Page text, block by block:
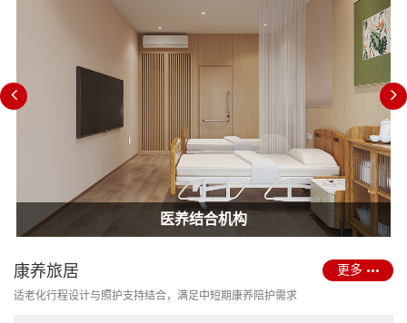
消防改造合规
护理型养老院建设
医养结合机构
康养旅居
适老化行程设计与照护支持结合，满足中短期康养陪护需求
更多